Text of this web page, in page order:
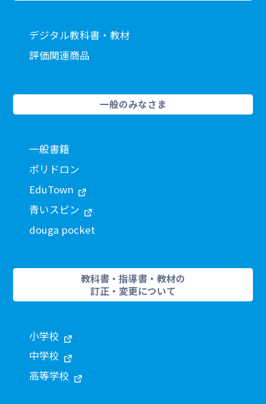
デジタル教科書・教材
評価関連商品
一般のみなさま
一般書籍
ポリドロン
EduTown
青いスピン
douga pocket
教科書・指導書・教材の
訂正・変更について
小学校
中学校
高等学校